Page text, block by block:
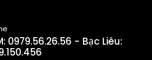
0979.56.26.56 - Bạc Liêu: